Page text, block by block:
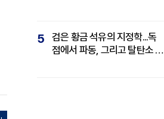
5
검은 황금 석유의 지정학...독
점에서 파동, 그리고 탈탄소 패